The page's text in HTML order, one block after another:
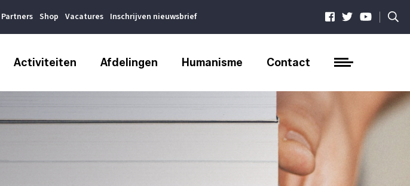
Partners Shop Vacatures Inschrijven nieuwsbrief |
Activiteiten Afdelingen Humanisme Contact